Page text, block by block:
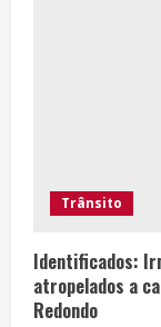
Trânsito
Identificados:
atropelados a
Redondo